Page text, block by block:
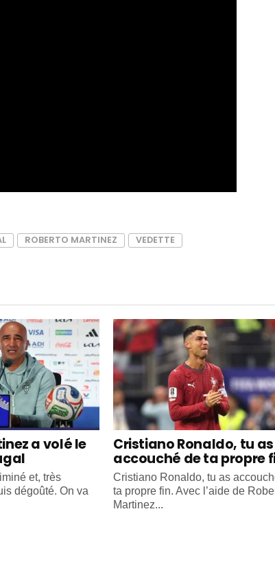
ROBERTO MARTINEZ VEDETTE
a volé le
et, très
dégoûté. On va
Cristiano Ronaldo, tu as
accouché de ta propre
Cristiano Ronaldo, tu as
ta propre fin. Avec l’aide de
Martinez...